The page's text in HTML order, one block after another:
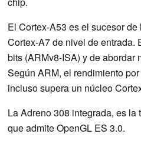
El Cortex-A53 es el sucesor
Cortex-A7 de nivel de entrada.
bits (ARMv8-ISA) y de abordar
Según ARM, el rendimiento
incluso supera un núcleo
La Adreno 308 integrada, es la
que admite OpenGL ES 3.0.